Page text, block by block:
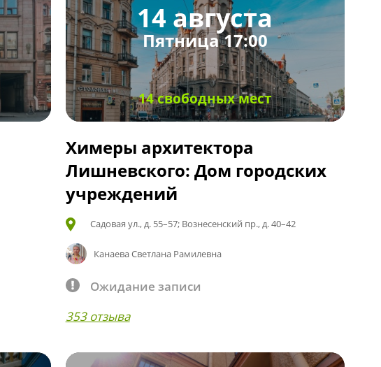
14 августа
Пятница 17:00
14 свободных мест
Химеры архитектора
Лишневского: Дом городских
учреждений
Садовая ул., д. 55–57; Вознесенский пр., д. 40–42
Канаева Светлана Рамилевна
Ожидание записи
353 отзыва